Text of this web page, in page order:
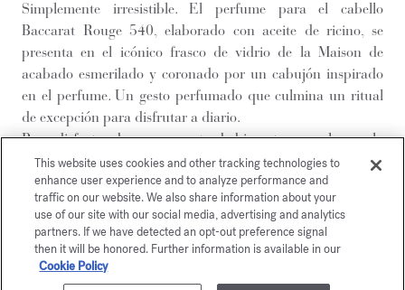
Simplemente irresistible. El perfume para el cabello
Baccarat Rouge 540, elaborado con aceite de ricino, se
presenta en el icónico frasco de vidrio de la Maison de
acabado esmerilado y coronado por un cabujón inspirado
en el perfume. Un gesto perfumado que culmina un ritual
de excepción para disfrutar a diario.
Para disfrutar de un momento de bienestar y prolongar la
estela de su fragancia, complete su ritual perfumado con los
demás productos Baccarat Rouge 540:
el gel espumoso para las manos y el cuerpo,
el aceite corporal y el jabón sólido .
DESCUBRIR
This website uses cookies and other tracking technologies to
enhance user experience and to analyze performance and
traffic on our website. We also share information about your
use of our site with our social media, advertising and analytics
partners. If we have detected an opt-out preference signal
then it will be honored. Further information is available in our
Cookie Policy